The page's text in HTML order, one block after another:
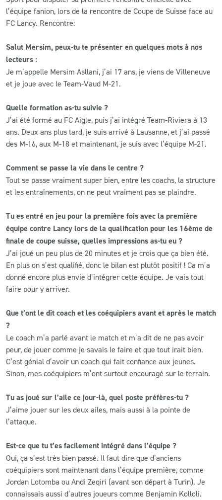
PRESSE ET MEDIAS
l’équipe fanion, lors de la rencontre de Coupe de Suisse face au
FC Lancy. Rencontre:
Salut Mersim, peux-tu te présenter en quelques mots à nos
lecteurs :
Je m’appelle Mersim Asllani, j’ai 17 ans, je viens de Villeneuve
et je joue avec le Team-Vaud M-21.
Quelle formation as-tu suivie ?
J’ai été formé au FC Aigle, puis j’ai intégré Team-Riviera à 13
ans. Deux ans plus tard, je suis arrivé à Lausanne, et j’ai passé
des M-16, aux M-18 et maintenant, je suis avec l’équipe M-21.
Comment se passe la vie dans le centre ?
Tout se passe vraiment super bien, entre les coachs, la structure
et les entraînements, on ne peut vraiment pas se plaindre.
Tu es entré en jeu pour la première fois avec la première
équipe contre Lancy lors de la qualification pour les 16ème de
finale de coupe suisse, quelles impressions as-tu eu ?
J’ai joué un peu plus de 20 minutes et je crois que ça bien été.
En plus on s’est qualifié, donc le bilan est plutôt positif ! Ca m’a
donné encore plus envie d’intégrer cette équipe. Je vais tout
faire pour y arriver.
Que t’ont le dit coach et les coéquipiers avant et après le match
?
Le coach m’a parlé avant le match et m’a dit de ne pas avoir
peur, de jouer comme je savais le faire et que tout irait bien.
C’est génial d’avoir un coach qui fait confiance aux jeunes.
Sinon, mes coéquipiers m’ont surtout encouragé sur le terrain.
Tu as joué sur l’aile ce jour-là, quel poste préfères-tu ?
J’aime jouer sur les deux ailes, mais aussi à la pointe de
l’attaque.
Est-ce que tu t’es facilement intégré dans l’équipe ?
Oui, ça s’est très bien passé. Il faut dire que d’anciens
coéquipiers sont maintenant dans l’équipe première, comme
Jordan Lotomba ou Andi Zeqiri (avant son départ à Turin). Je
connaissais aussi d’autres joueurs comme Benjamin Kolloli.